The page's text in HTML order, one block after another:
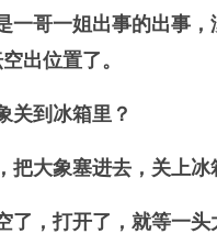
一哥一姐出事的出事
出位置了。
关到冰箱里？
把大象塞进去，关上冰
了，打开了，就等一头